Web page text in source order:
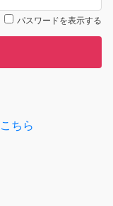
パスワードを表示する
こちら